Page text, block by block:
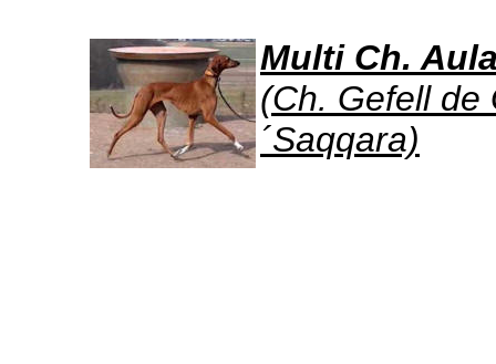
Multi Ch.
(Ch. Gefell de
´Saqqara)